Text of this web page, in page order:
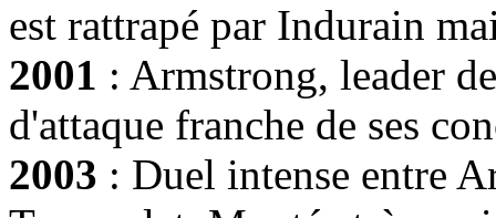
est rattrapé par Indurain
2001 : Armstrong, leader
d'attaque franche de ses
2003 : Duel intense entre